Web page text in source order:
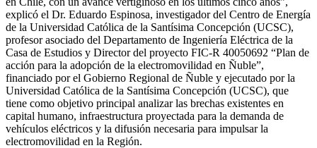
explicó el Dr. Eduardo Espinosa, investigador del Centro de Energía
de la Universidad Católica de la Santísima Concepción (UCSC),
profesor asociado del Departamento de Ingeniería Eléctrica de la
Casa de Estudios y Director del proyecto FIC-R 40050692 “Plan de
acción para la adopción de la electromovilidad en Ñuble”,
financiado por el Gobierno Regional de Ñuble y ejecutado por la
Universidad Católica de la Santísima Concepción (UCSC), que
tiene como objetivo principal analizar las brechas existentes en
capital humano, infraestructura proyectada para la demanda de
vehículos eléctricos y la difusión necesaria para impulsar la
electromovilidad en la Región.